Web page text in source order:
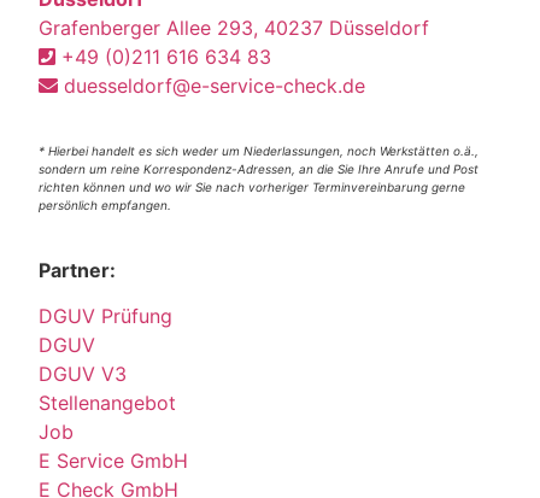
Grafenberger Allee 293, 40237 Düsseldorf
+49 (0)211 616 634 83
duesseldorf@e-service-check.de
* Hierbei handelt es sich weder um Niederlassungen, noch Werkstätten o.ä.,
sondern um reine Korrespondenz-Adressen, an die Sie Ihre Anrufe und Post
richten können und wo wir Sie nach vorheriger Terminvereinbarung gerne
persönlich empfangen.
Partner:
DGUV Prüfung
DGUV
DGUV V3
Stellenangebot
Job
E Service GmbH
E Check GmbH